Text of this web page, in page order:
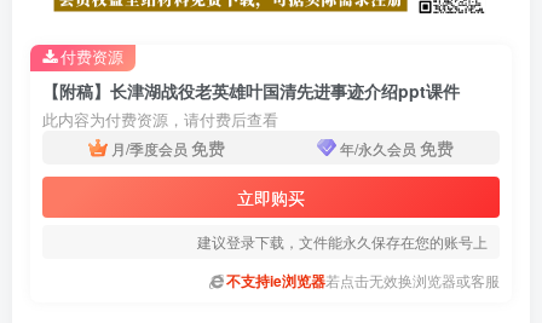
【附稿】长津湖战役老英雄叶国清先进事迹介绍ppt课件
此内容为付费资源，请付费后查看
月/季度会员 免费 年/永久会员 免费
立即购买
建议登录下载，文件能永久保存在您的账号上
不支持ie浏览器若点击无效换浏览器或客服
付费资源